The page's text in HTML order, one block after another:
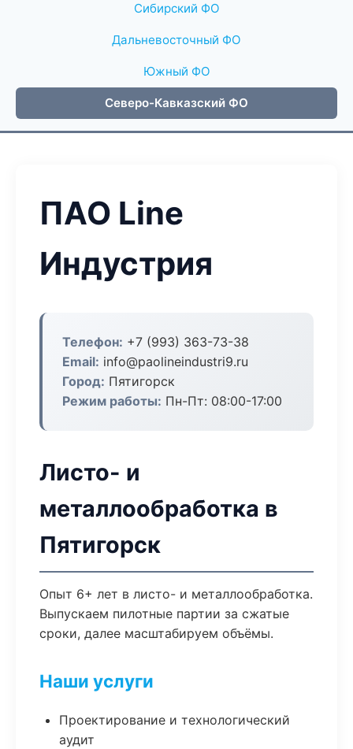
Сибирский ФО
Дальневосточный ФО
Южный ФО
Северо-Кавказский ФО
ПАО Line
Индустрия
Телефон: +7 (993) 363-73-38
Email: info@paolineindustri9.ru
Город: Пятигорск
Режим работы: Пн-Пт: 08:00-17:00
Листо- и
металлообработка в
Пятигорск
Опыт 6+ лет в листо- и металлообработка.
Выпускаем пилотные партии за сжатые
сроки, далее масштабируем объёмы.
Наши услуги
Проектирование и технологический
аудит